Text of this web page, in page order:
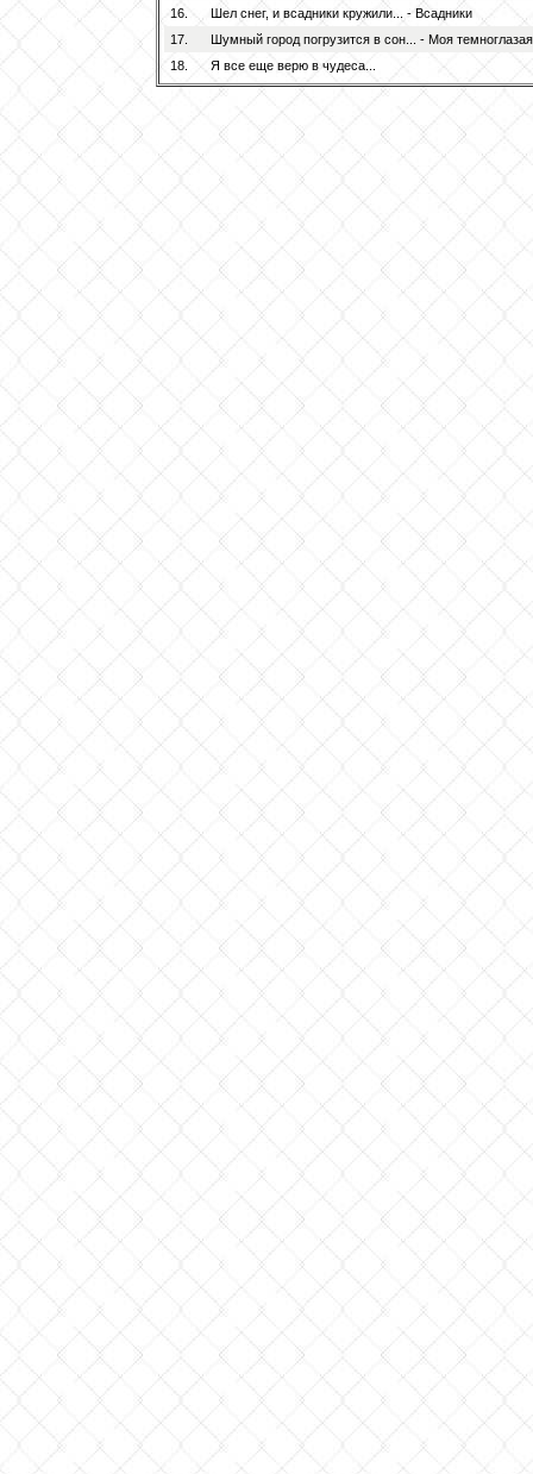
16.
Шел снег, и всадники кружили... - Всадники
17.
Шумный город погрузится в сон... - Моя
18.
Я все еще верю в чудеса...